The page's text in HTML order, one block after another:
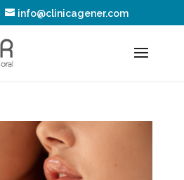
info@clinicagener.com